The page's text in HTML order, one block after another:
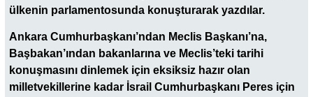
ülkenin parlamentosunda konuşturarak yazdılar.
Ankara Cumhurbaşkanı’ndan Meclis Başkanı’na,
Başbakan’ından bakanlarına ve Meclis’teki tarihi
konuşmasını dinlemek için eksiksiz hazır olan
milletvekillerine kadar İsrail Cumhurbaşkanı Peres için